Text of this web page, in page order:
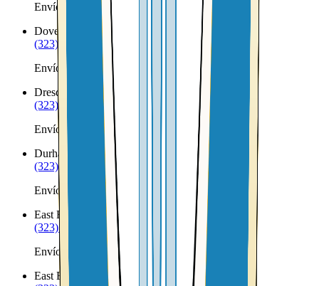
Envíos a Nicaragua desde Dixmont
Dover-Foxcroft
ME
(323) 953-8100
Envíos a Nicaragua desde Dover-Foxcroft
Dresden
(323) 953-8100
Envíos a Nicaragua desde Dresden
Durham
(323) 953-8100
Envíos a Nicaragua desde Durham
East Baldwin
ME
(323) 953-8100
Envíos a Nicaragua desde East Baldwin
East Boothbay
ME